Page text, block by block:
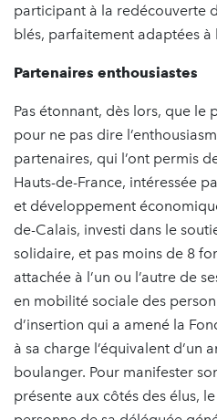
participant à la redécouverte
blés, parfaitement adaptées à
Partenaires enthousiastes
Pas étonnant, dès lors, que le
pour ne pas dire
partenaires, qui l’ont permis
Hauts-de-France, intéressée
et développement
de-Calais, investi dans le
solidaire, et pas moins de 8
attachée à l’un ou l’autre de
en mobilité sociale des
d’insertion qui a amené la
à sa charge l’équivalent d’un
boulanger. Pour manifester
présente aux côtés des élus,